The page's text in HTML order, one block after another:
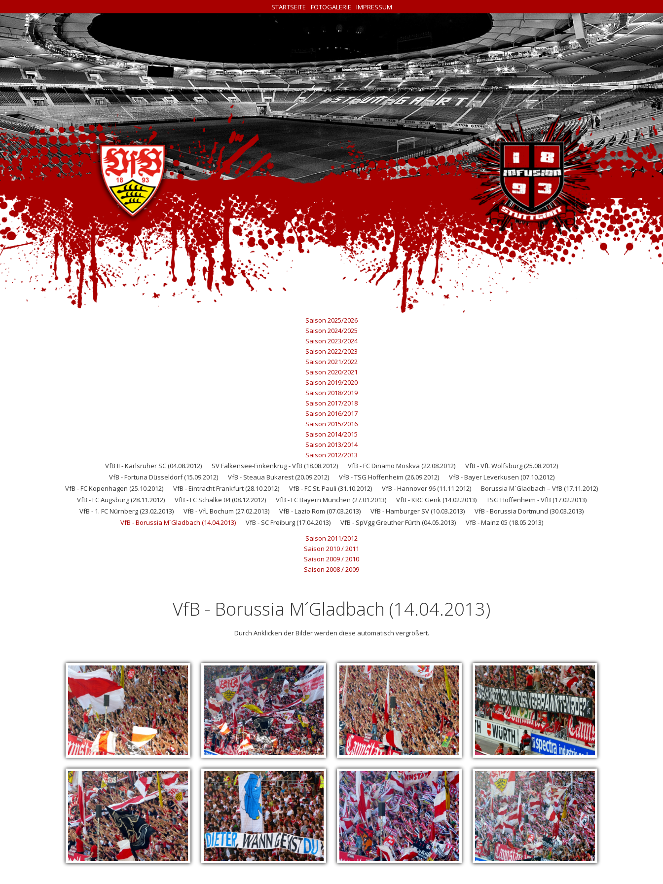
STARTSEITE FOTOGALERIE IMPRESSUM
Saison 2025/2026
Saison 2024/2025
Saison 2023/2024
Saison 2022/2023
Saison 2021/2022
Saison 2020/2021
Saison 2019/2020
Saison 2018/2019
Saison 2017/2018
Saison 2016/2017
Saison 2015/2016
Saison 2014/2015
Saison 2013/2014
Saison 2012/2013
VfB II - Karlsruher SC (04.08.2012)
SV Falkensee-Finkenkrug - VfB (18.08.2012) VfB - FC Dinamo Moskva (22.08.2012)
VfB - VfL Wolfsburg (25.08.2012)
VfB - Fortuna Düsseldorf (15.09.2012)
VfB - Steaua Bukarest (20.09.2012) VfB - TSG Hoffenheim (26.09.2012)
VfB - Bayer Leverkusen (07.10.2012)
VfB - FC Kopenhagen (25.10.2012)
VfB - Eintracht Frankfurt (28.10.2012) VfB - FC St. Pauli (31.10.2012) VfB - Hannover 96 (11.11.2012)
Borussia M´Gladbach – VfB (17.11.2012)
VfB - FC Augsburg (28.11.2012)
VfB - FC Schalke 04 (08.12.2012) VfB - FC Bayern München (27.01.2013) VfB - KRC Genk (14.02.2013)
TSG Hoffenheim - VfB (17.02.2013)
VfB - 1. FC Nürnberg (23.02.2013)
VfB - VfL Bochum (27.02.2013) VfB - Lazio Rom (07.03.2013) VfB - Hamburger SV (10.03.2013)
VfB - Borussia Dortmund (30.03.2013)
VfB - Borussia M´Gladbach (14.04.2013)
VfB - SC Freiburg (17.04.2013) VfB - SpVgg Greuther Fürth (04.05.2013)
VfB - Mainz 05 (18.05.2013)
Saison 2011/2012
Saison 2010 / 2011
Saison 2009 / 2010
Saison 2008 / 2009
VfB - Borussia M´Gladbach (14.04.2013)
Durch Anklicken der Bilder werden diese automatisch vergrößert.